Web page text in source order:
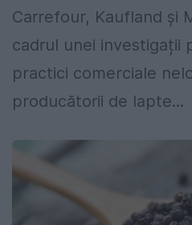
Carrefour, Kaufland și
cadrul unei investigații
practici comerciale
producătorii de lapte...